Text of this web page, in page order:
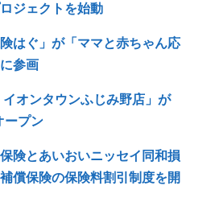
ジェクトを始動
はぐ」が「ママと赤ちゃん応
参画
イオンタウンふじみ野店」が
ープン
険とあいおいニッセイ同和損
償保険の保険料割引制度を開